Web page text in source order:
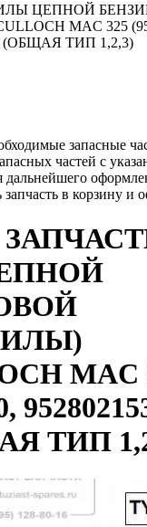
ЦЕПНОЙ
MAC 325
(ОБЩАЯ ТИП 1,2,3)
запасные
частей с
в корзину и
MAC
ТИП